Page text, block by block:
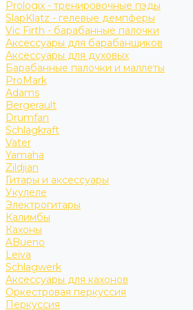
Prologix - тренировочные пэды
SlapKlatz - гелевые демпферы
Vic Firth - барабанные палочки
Аксессуары для барабанщиков
Аксессуары для духовых
Барабанные палочки и маллеты
ProMark
Adams
Bergerault
Drumfan
Schlagkraft
Vater
Yamaha
Zildjian
Гитары и аксессуары
Укулеле
Электрогитары
Калимбы
Кахоны
ABueno
Leiva
Schlagwerk
Аксессуары для кахонов
Оркестровая перкуссия
Перкуссия